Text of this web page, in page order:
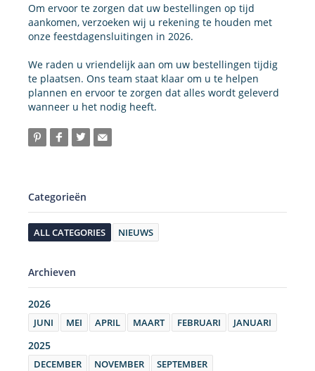
Om ervoor te zorgen dat uw bestellingen op tijd
aankomen, verzoeken wij u rekening te houden met
onze feestdagensluitingen in 2026.
We raden u vriendelijk aan om uw bestellingen tijdig
te plaatsen. Ons team staat klaar om u te helpen
plannen en ervoor te zorgen dat alles wordt geleverd
wanneer u het nodig heeft.
Categorieën
ALL CATEGORIES NIEUWS
Archieven
2026
JUNI MEI APRIL MAART FEBRUARI JANUARI
2025
DECEMBER NOVEMBER SEPTEMBER